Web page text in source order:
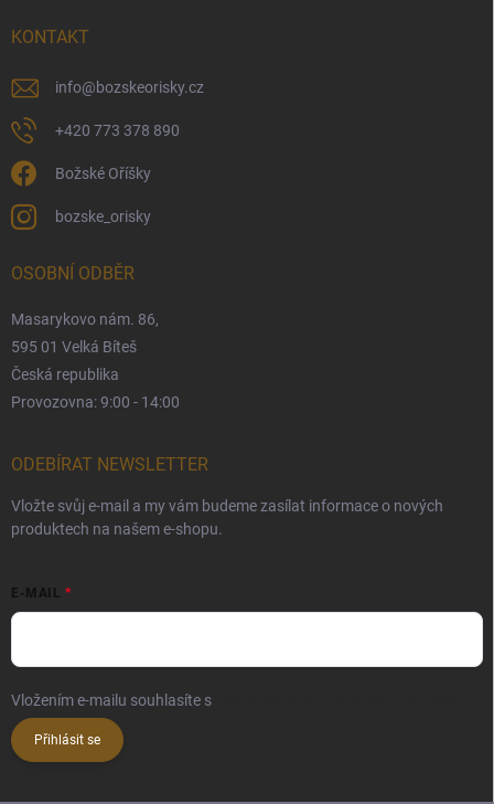
KONTAKT
info@bozskeorisky.cz
+420 773 378 890
Božské Oříšky
bozske_orisky
OSOBNÍ ODBĚR
Masarykovo nám. 86,
595 01 Velká Bíteš
Česká republika
Provozovna: 9:00 - 14:00
ODEBÍRAT NEWSLETTER
Vložte svůj e-mail a my vám budeme zasílat informace o nových
produktech na našem e-shopu.
E-MAIL
Vložením e-mailu souhlasíte s
Přihlásit se